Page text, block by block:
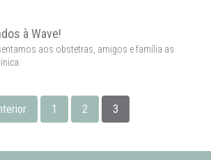
à Wave!
aos obstetras, amigos e família as
1 2 3